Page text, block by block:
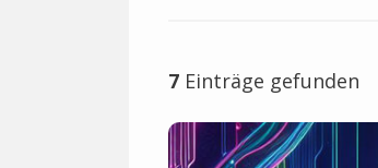
7 Einträge gefunden